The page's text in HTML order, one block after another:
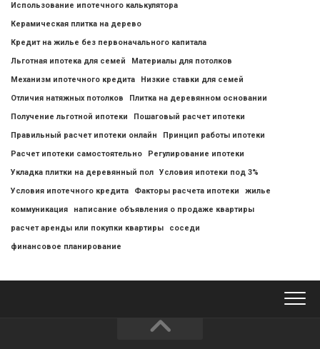
Использование ипотечного калькулятора
Керамическая плитка на дерево
Кредит на жилье без первоначального капитала
Льготная ипотека для семей
Материалы для потолков
Механизм ипотечного кредита
Низкие ставки для семей
Отличия натяжных потолков
Плитка на деревянном основании
Получение льготной ипотеки
Пошаговый расчет ипотеки
Правильный расчет ипотеки онлайн
Принцип работы ипотеки
Расчет ипотеки самостоятельно
Регулирование ипотеки
Укладка плитки на деревянный пол
Условия ипотеки под 3%
Условия ипотечного кредита
Факторы расчета ипотеки
жилье
коммуникация
написание объявления о продаже квартиры
расчет аренды или покупки квартиры
соседи
финансовое планирование